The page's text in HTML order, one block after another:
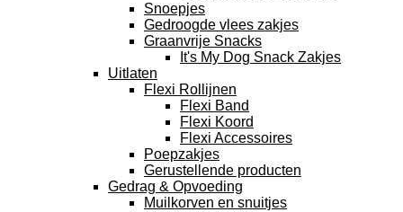
Snoepjes
Gedroogde vlees zakjes
Graanvrije Snacks
It's My Dog Snack Zakjes
Uitlaten
Flexi Rollijnen
Flexi Band
Flexi Koord
Flexi Accessoires
Poepzakjes
Gerustellende producten
Gedrag & Opvoeding
Muilkorven en snuitjes